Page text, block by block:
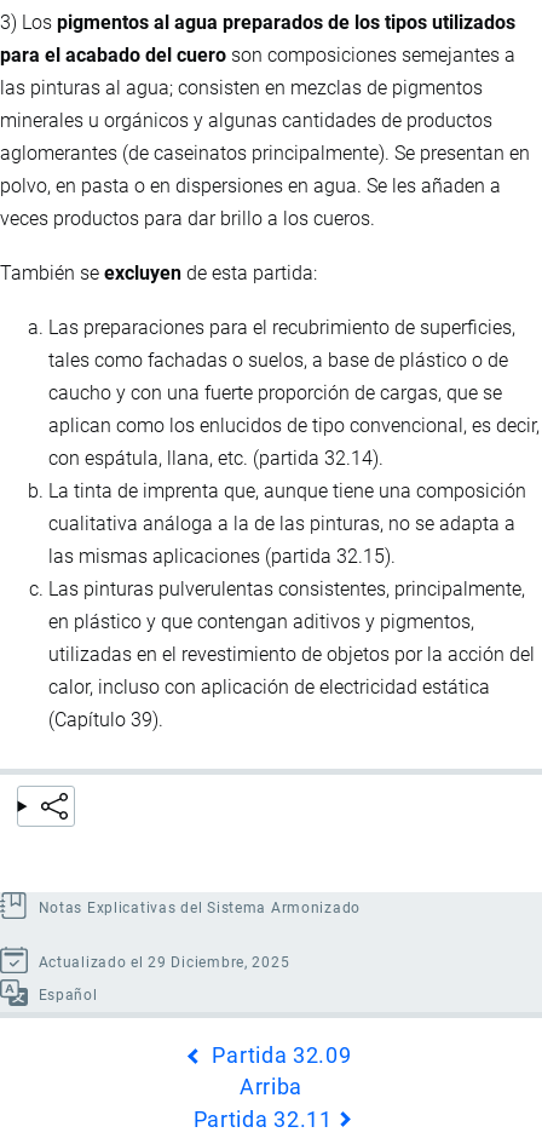
3) Los pigmentos al agua preparados de los tipos utilizados
para el acabado del cuero son composiciones semejantes a
las pinturas al agua; consisten en mezclas de pigmentos
minerales u orgánicos y algunas cantidades de productos
aglomerantes (de caseinatos principalmente). Se presentan en
polvo, en pasta o en dispersiones en agua. Se les añaden a
veces productos para dar brillo a los cueros.
También se excluyen de esta partida:
Las preparaciones para el recubrimiento de superficies,
tales como fachadas o suelos, a base de plástico o de
caucho y con una fuerte proporción de cargas, que se
aplican como los enlucidos de tipo convencional, es decir,
con espátula, llana, etc. (partida 32.14).
La tinta de imprenta que, aunque tiene una composición
cualitativa análoga a la de las pinturas, no se adapta a
las mismas aplicaciones (partida 32.15).
Las pinturas pulverulentas consistentes, principalmente,
en plástico y que contengan aditivos y pigmentos,
utilizadas en el revestimiento de objetos por la acción del
calor, incluso con aplicación de electricidad estática
(Capítulo 39).
Notas Explicativas del Sistema Armonizado
Actualizado el 29 Diciembre, 2025
Español
Partida 32.09
Arriba
Partida 32.11